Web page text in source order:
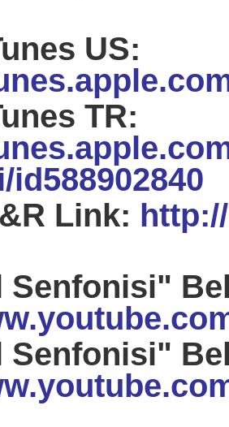
US:
TR:
Link:
Senfonisi"
Senfonisi"